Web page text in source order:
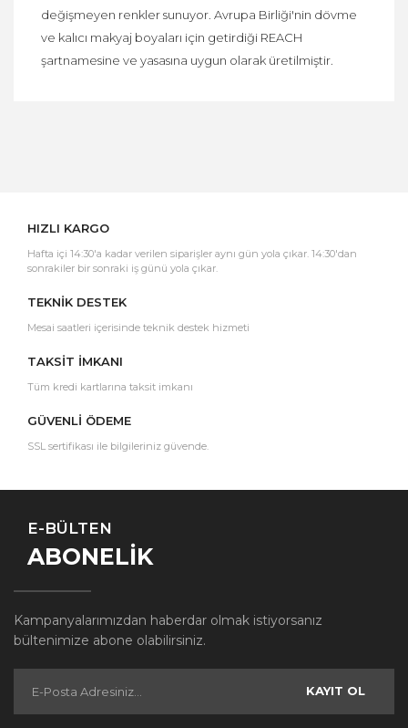
değişmeyen renkler sunuyor. Avrupa Birliği'nin dövme
ve kalıcı makyaj boyaları için getirdiği REACH
şartnamesine ve yasasına uygun olarak üretilmiştir.
HIZLI KARGO
Hafta içi 14:30'a kadar verilen siparişler aynı gün yola çıkar. 14:30'dan
sonrakiler bir sonraki iş günü yola çıkar.
TEKNİK DESTEK
Mesai saatleri içerisinde teknik destek hizmeti
TAKSİT İMKANI
Tüm kredi kartlarına taksit imkanı
GÜVENLİ ÖDEME
SSL sertifikası ile bilgileriniz güvende.
E-BÜLTEN
ABONELİK
Kampanyalarımızdan haberdar olmak istiyorsanız
bültenimize abone olabilirsiniz.
KAYIT OL